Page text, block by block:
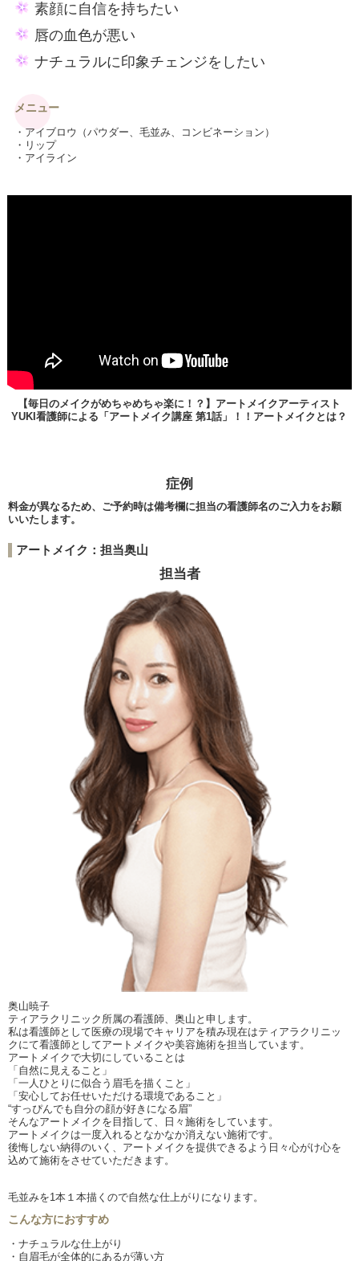
素顔に自信を持ちたい
唇の血色が悪い
ナチュラルに印象チェンジをしたい
メニュー
・アイブロウ（パウダー、毛並み、コンビネーション）
・リップ
・アイライン
【毎日のメイクがめちゃめちゃ楽に！？】アートメイクアーティスト
YUKI看護師による「アートメイク講座 第1話」！！アートメイクとは？
症例
料金が異なるため、ご予約時は備考欄に担当の看護師名のご入力をお願
いいたします。
アートメイク：担当奥山
担当者
奥山暁子
ティアラクリニック所属の看護師、奥山と申します。
私は看護師として医療の現場でキャリアを積み現在はティアラクリニッ
クにて看護師としてアートメイクや美容施術を担当しています。
アートメイクで大切にしていることは
「自然に見えること」
「一人ひとりに似合う眉毛を描くこと」
「安心してお任せいただける環境であること」
“すっぴんでも自分の顔が好きになる眉”
そんなアートメイクを目指して、日々施術をしています。
アートメイクは一度入れるとなかなか消えない施術です。
後悔しない納得のいく、アートメイクを提供できるよう日々心がけ心を
込めて施術をさせていただきます。
毛並みを1本１本描くので自然な仕上がりになります。
こんな方におすすめ
・ナチュラルな仕上がり
・自眉毛が全体的にあるが薄い方